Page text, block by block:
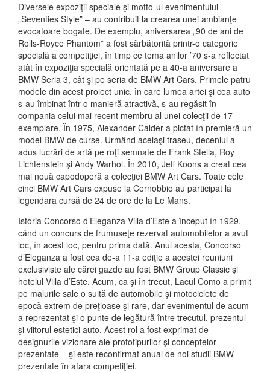
Diversele expoziţii speciale şi motto-ul evenimentului –
„Seventies Style” – au contribuit la crearea unei ambianţe
evocatoare bogate. De exemplu, aniversarea „90 de ani de
Rolls-Royce Phantom” a fost sărbătorită printr-o categorie
specială a competiţiei, în timp ce tema anilor ’70 s-a reflectat
atât în expoziţia specială orientată pe a 40-a aniversare a
BMW Seria 3, cât şi pe seria de BMW Art Cars. Primele patru
modele din acest proiect unic, în care lumea artei şi cea auto
s-au îmbinat într-o manieră atractivă, s-au regăsit în
compania celui mai recent membru al unei colecţii de 17
exemplare. În 1975, Alexander Calder a pictat în premieră un
model BMW de curse. Urmând acelaşi traseu, deceniul a
adus lucrări de artă pe roţi semnate de Frank Stella, Roy
Lichtenstein şi Andy Warhol. În 2010, Jeff Koons a creat cea
mai nouă capodoperă a colecţiei BMW Art Cars. Toate cele
cinci BMW Art Cars expuse la Cernobbio au participat la
legendara cursă de 24 de ore de la Le Mans.
Istoria Concorso d’Eleganza Villa d’Este a început în 1929,
când un concurs de frumuseţe rezervat automobilelor a avut
loc, în acest loc, pentru prima dată. Anul acesta, Concorso
d’Eleganza a fost cea de-a 11-a ediţie a acestei reuniuni
exclusiviste ale cărei gazde au fost BMW Group Classic şi
hotelul Villa d’Este. Acum, ca şi în trecut, Lacul Como a primit
pe malurile sale o suită de automobile şi motociclete de
epocă extrem de preţioase şi rare, dar evenimentul de acum
a reprezentat şi o punte de legătură între trecutul, prezentul
şi viitorul estetici auto. Acest rol a fost exprimat de
designurile vizionare ale prototipurilor şi conceptelor
prezentate – şi este reconfirmat anual de noi studii BMW
prezentate în afara competiţiei.